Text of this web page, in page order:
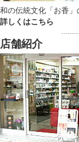
和の伝統文化「お香」
詳しくはこちら
店舗紹介